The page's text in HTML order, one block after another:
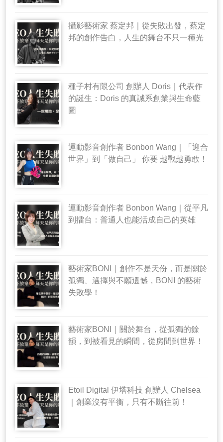
攝影藝術家 蔡定邦｜從失敗出發，蔡定
邦的創作告白，人生的舞台不只一種光
種子村有限公司 創辦人 Doris｜代表作
的誕生：Doris 的真誠系創業與生命藍
圖
運動影音創作者 Bonbon Wang｜「迎合
世界」到「做自己」 你要 越戰越勇敢！
運動影音創作者 Bonbon Wang｜從平凡
到擂台：普通人也能活成自己的英雄
藝術家BONI｜創作不是天份，而是關於
孤獨、選擇與不願遺憾，BONI 的藝術
失敗學！
藝術家BONI｜關於舞台，從孤獨的餘
韻，到被看見的瞬間，從房間到世界！
Etoil Digital 伊塔科技 創辦人 Chelsea
｜創業沒有平衡，只有不斷往前！